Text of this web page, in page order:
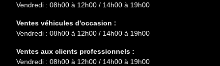
Vendredi : 08h00 à 12h00 / 14h00 à 19h00
Ventes véhicules d'occasion :
Vendredi : 08h00 à 12h00 / 14h00 à 19h00
Ventes aux clients professionnels :
Vendredi : 08h00 à 12h00 / 14h00 à 19h00